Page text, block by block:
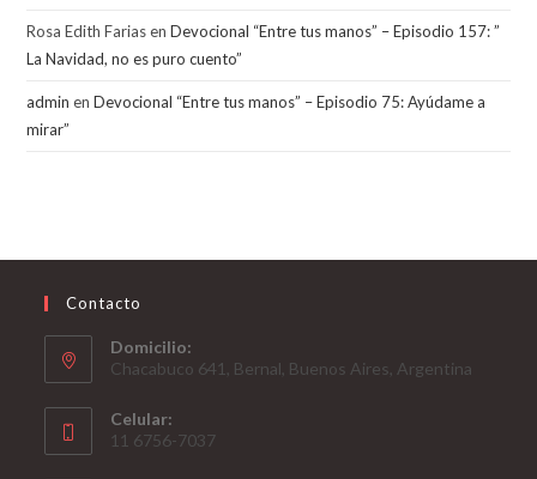
Rosa Edith FariasenDevocional “Entre tus manos” – Episodio 157: ”
La Navidad, no es puro cuento”
admin enDevocional “Entre tus manos” – Episodio 75: Ayúdame a
mirar”
Contacto
Domicilio:
Chacabuco 641, Bernal, Buenos Aires, Argentina
Celular:
11 6756-7037